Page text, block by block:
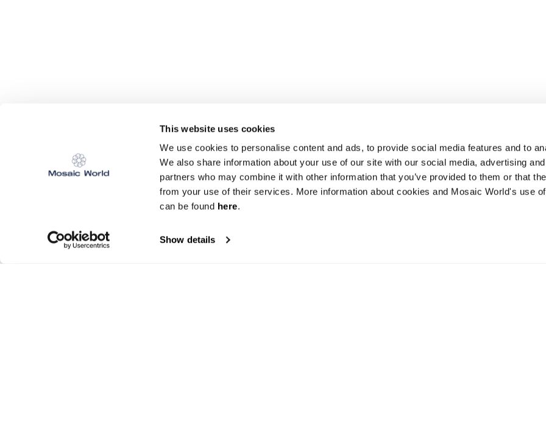
This website uses cookies
We use cookies to personalise content and ads, to provide social media features and to
We also share information about your use of our site with our social media, advertising
partners who may combine it with other information that you’ve provided to them or that
from your use of their services. More information about cookies and Mosaic World's use
can be found here.
Show details